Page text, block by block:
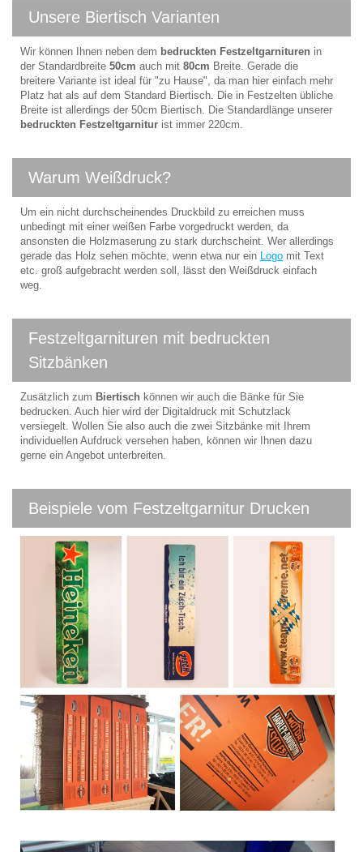
Unsere Biertisch Varianten
Wir können Ihnen neben dem bedruckten Festzeltgarnituren in
der Standardbreite 50cm auch mit 80cm Breite. Gerade die
breitere Variante ist ideal für "zu Hause", da man hier einfach mehr
Platz hat als auf dem Standard Biertisch. Die in Festzelten übliche
Breite ist allerdings der 50cm Biertisch. Die Standardlänge unserer
bedruckten Festzeltgarnitur ist immer 220cm.
Warum Weißdruck?
Um ein nicht durchscheinendes Druckbild zu erreichen muss
unbedingt mit einer weißen Farbe vorgedruckt werden, da
ansonsten die Holzmaserung zu stark durchscheint. Wer allerdings
gerade das Holz sehen möchte, wenn etwa nur ein Logo mit Text
etc. groß aufgebracht werden soll, lässt den Weißdruck einfach
weg.
Festzeltgarnituren mit bedruckten
Sitzbänken
Zusätzlich zum Biertisch können wir auch die Bänke für Sie
bedrucken. Auch hier wird der Digitaldruck mit Schutzlack
versiegelt. Wollen Sie also auch die zwei Sitzbänke mit Ihrem
individuellen Aufdruck versehen haben, können wir Ihnen dazu
gerne ein Angebot unterbreiten.
Beispiele vom Festzeltgarnitur Drucken